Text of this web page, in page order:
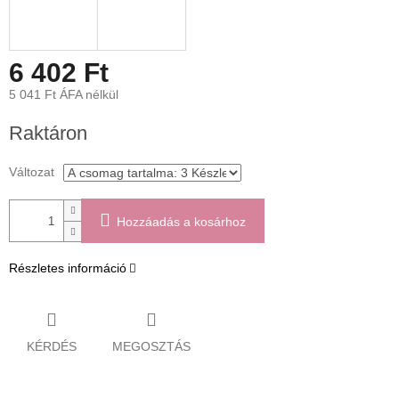
6 402 Ft
5 041 Ft ÁFA nélkül
Raktáron
Változat
Hozzáadás a kosárhoz
Részletes információ
KÉRDÉS MEGOSZTÁS